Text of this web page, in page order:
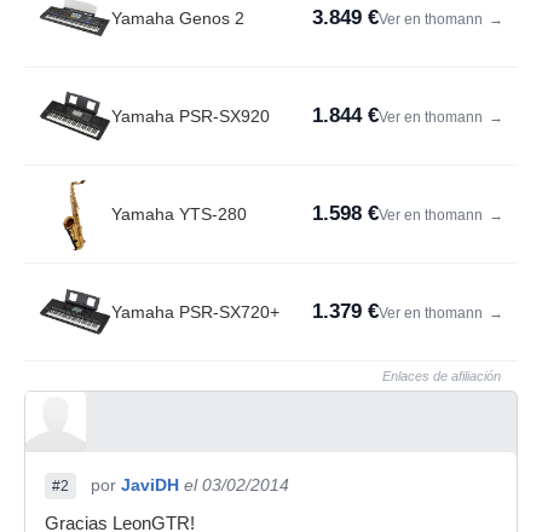
Yamaha Genos 2 3.849 €Ver en thomann →
Yamaha PSR-SX920 1.844 €Ver en thomann →
Yamaha YTS-280 1.598 €Ver en thomann →
Yamaha PSR-SX720+ 1.379 €Ver en thomann →
Enlaces de afiliación
#2 por JaviDH el 03/02/2014
Gracias LeonGTR!